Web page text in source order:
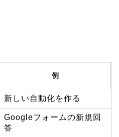
例
新しい自動化を作る
Googleフォームの新規回
答